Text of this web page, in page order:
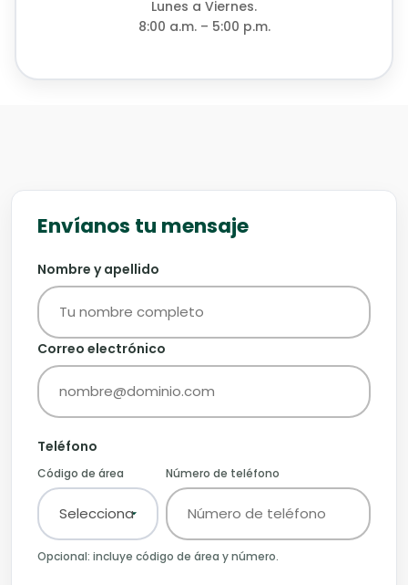
Lunes a Viernes.
8:00 a.m. – 5:00 p.m.
Envíanos tu mensaje
Nombre y apellido
Correo electrónico
Teléfono
Código de área Número de teléfono
Opcional: incluye código de área y número.